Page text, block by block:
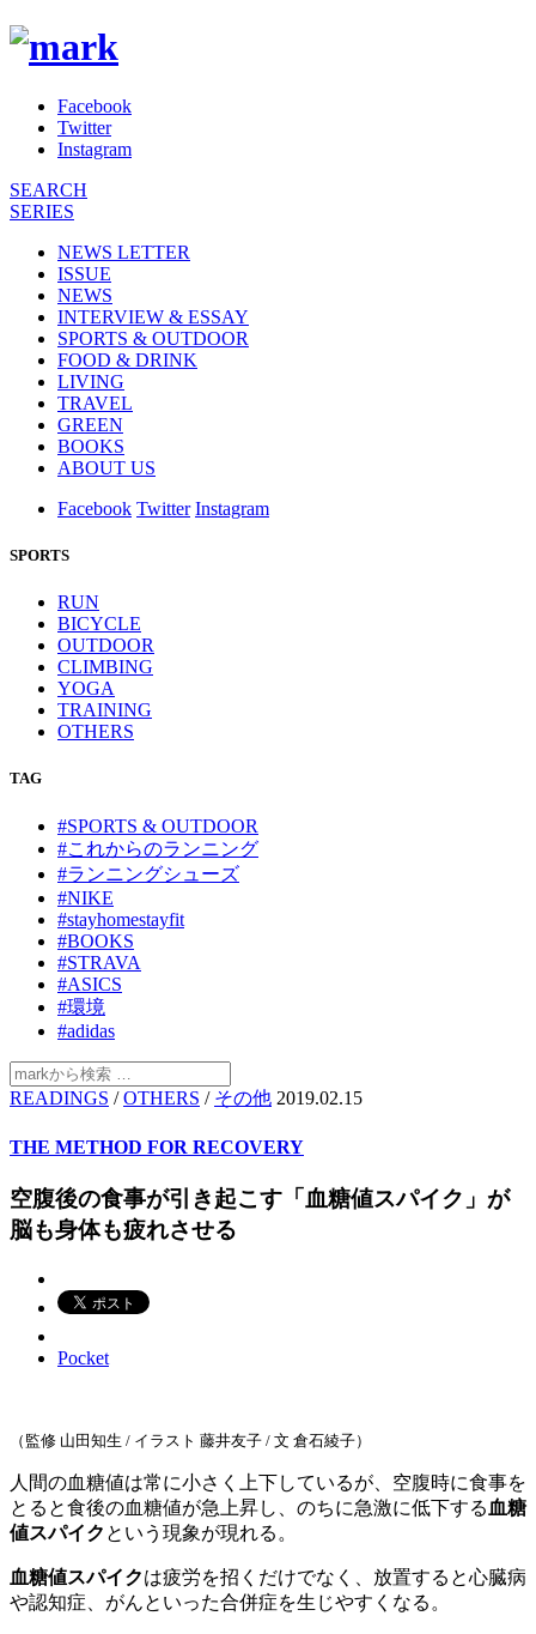
Facebook
Twitter
Instagram
SEARCH
SERIES
NEWS LETTER
ISSUE
NEWS
INTERVIEW & ESSAY
SPORTS & OUTDOOR
FOOD & DRINK
LIVING
TRAVEL
GREEN
BOOKS
ABOUT US
Facebook Twitter Instagram
SPORTS
RUN
BICYCLE
OUTDOOR
CLIMBING
YOGA
TRAINING
OTHERS
TAG
#SPORTS & OUTDOOR
#これからのランニング
#ランニングシューズ
#NIKE
#stayhomestayfit
#BOOKS
#STRAVA
#ASICS
#環境
#adidas
READINGS /OTHERS / その他 2019.02.15
THE METHOD FOR RECOVERY
空腹後の食事が引き起こす「血糖値スパイク」が
脳も身体も疲れさせる
Pocket
（監修 山田知生 / イラスト 藤井友子 / 文 倉石綾子）
人間の血糖値は常に小さく上下しているが、空腹時に食事を
とると食後の血糖値が急上昇し、のちに急激に低下する 血糖
値スパイク という現象が現れる。
血糖値スパイクは疲労を招くだけでなく、放置すると心臓病
や認知症、がんといった合併症を生じやすくなる。